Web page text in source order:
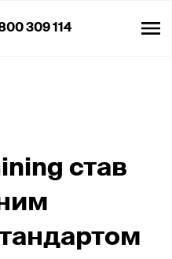
309 114
став